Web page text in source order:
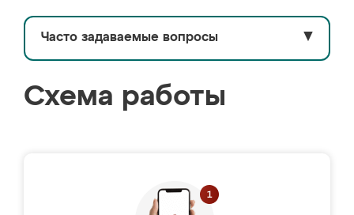
Часто задаваемые вопросы ▼
Схема работы